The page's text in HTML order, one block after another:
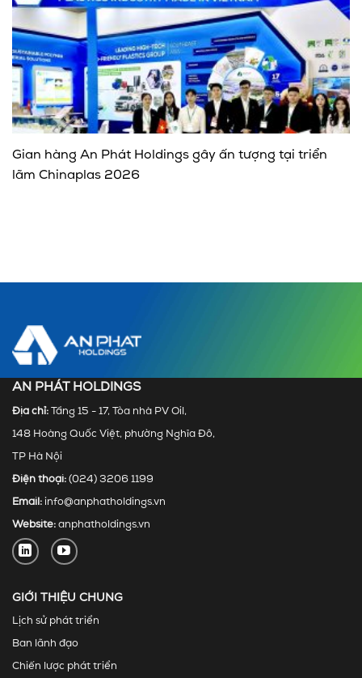
Gian hàng An Phát Holdings gây ấn tượng tại triển
lãm Chinaplas 2026
AN PHÁT HOLDINGS
Địa chỉ: Tầng 15 - 17, Tòa nhà PV Oil,
148 Hoàng Quốc Việt, phường Nghĩa Đô,
TP Hà Nội
Điện thoại: (024) 3206 1199
Email: info@anphatholdings.vn
Website: anphatholdings.vn
GIỚI THIỆU CHUNG
Lịch sử phát triển
Ban lãnh đạo
Chiến lược phát triển